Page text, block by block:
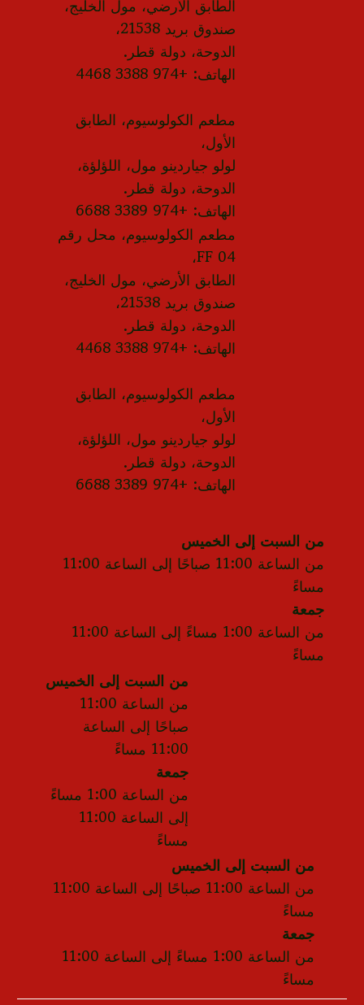
الطابق الأرضي، مول الخليج،
صندوق بريد 21538،
الدوحة، دولة قطر.
الهاتف: +974 3388 4468
مطعم الكولوسيوم، الطابق
الأول،
لولو جياردينو مول، اللؤلؤة،
الدوحة، دولة قطر.
الهاتف: +974 3389 6688
مطعم الكولوسيوم، محل رقم
FF 04،
الطابق الأرضي، مول الخليج،
صندوق بريد 21538،
الدوحة، دولة قطر.
الهاتف: +974 3388 4468
مطعم الكولوسيوم، الطابق
الأول،
لولو جياردينو مول، اللؤلؤة،
الدوحة، دولة قطر.
الهاتف: +974 3389 6688
من السبت إلى الخميس
من الساعة 11:00 صباحًا إلى الساعة 11:00
مساءً
جمعة
من الساعة 1:00 مساءً إلى الساعة 11:00
مساءً
من السبت إلى الخميس
من الساعة 11:00
صباحًا إلى الساعة
11:00 مساءً
جمعة
من الساعة 1:00 مساءً
إلى الساعة 11:00
مساءً
من السبت إلى الخميس
من الساعة 11:00 صباحًا إلى الساعة 11:00
مساءً
جمعة
من الساعة 1:00 مساءً إلى الساعة 11:00
مساءً